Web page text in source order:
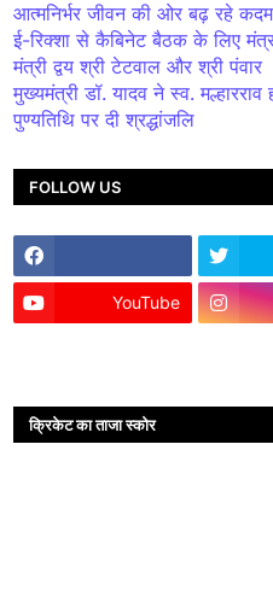
आत्मनिर्भर जीवन की ओर बढ़ रहे कदम
ई-रिक्शा से कैबिनेट बैठक के लिए
मंत्री द्वय श्री टेटवाल और श्री पंवार
मुख्यमंत्री डॉ. यादव ने स्व. मल्हारराव
पुण्यतिथि पर दी श्रद्धांजलि
FOLLOW US
YouTube
क्रिकेट का ताजा स्कोर